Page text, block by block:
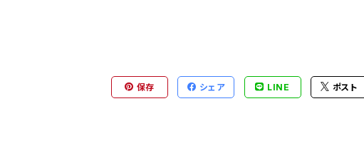
保存 シェア LINE ポスト